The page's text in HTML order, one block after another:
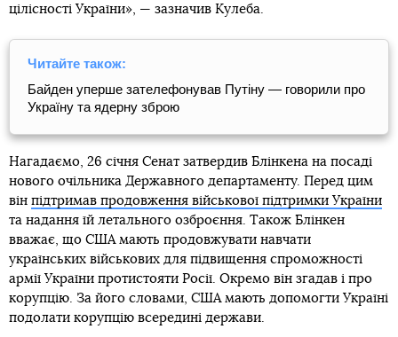
цілісності України», — зазначив Кулеба.
Читайте також:
Байден уперше зателефонував Путіну — говорили про
Україну та ядерну зброю
Нагадаємо, 26 січня Сенат затвердив Блінкена на посаді
нового очільника Державного департаменту. Перед цим
він підтримав продовження військової підтримки України
та надання їй летального озброєння. Також Блінкен
вважає, що США мають продовжувати навчати
українських військових для підвищення спроможності
армії України протистояти Росії. Окремо він згадав і про
корупцію. За його словами, США мають допомогти Україні
подолати корупцію всередині держави.